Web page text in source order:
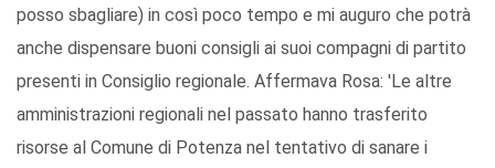
posso sbagliare) in così poco tempo e mi auguro che potrà
anche dispensare buoni consigli ai suoi compagni di partito
presenti in Consiglio regionale. Affermava Rosa: 'Le altre
amministrazioni regionali nel passato hanno trasferito
risorse al Comune di Potenza nel tentativo di sanare i